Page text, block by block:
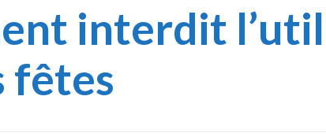
interdit
fêtes